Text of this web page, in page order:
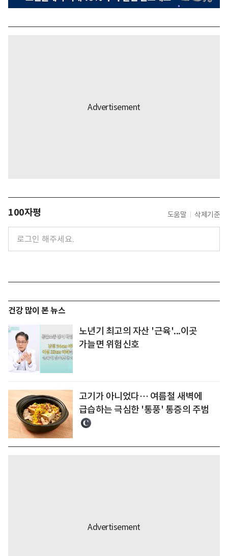
100자평 도움말 삭제기준
건강 많이 본 뉴스
노년기 최고의 자산 '근육'...이곳
가늘면 위험신호
고기가 아니었다… 여름철 새벽에
급습하는 극심한 '통풍' 통증의 주범